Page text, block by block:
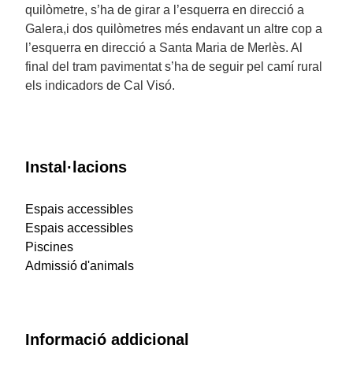
quilòmetre, s’ha de girar a l’esquerra en direcció a
Galera,i dos quilòmetres més endavant un altre cop a
l’esquerra en direcció a Santa Maria de Merlès. Al
final del tram pavimentat s’ha de seguir pel camí rural
els indicadors de Cal Visó.
Instal·lacions
Espais accessibles
Espais accessibles
Piscines
Admissió d'animals
Informació addicional